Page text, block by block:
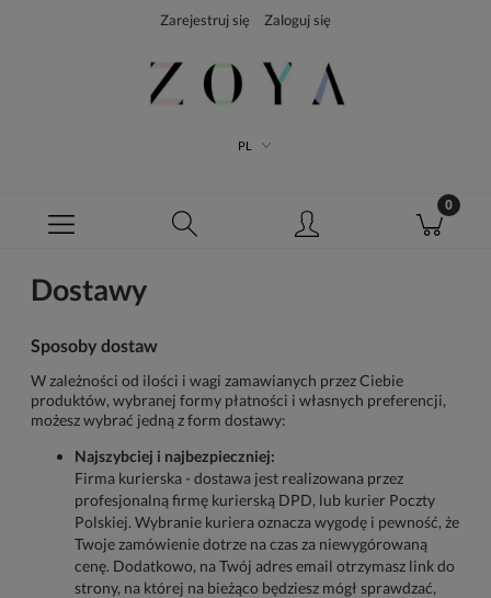
Zarejestruj się Zaloguj się
PL
Dostawy
Sposoby dostaw
W zależności od ilości i wagi zamawianych przez Ciebie
produktów, wybranej formy płatności i własnych preferencji,
możesz wybrać jedną z form dostawy:
Najszybciej i najbezpieczniej:
Firma kurierska - dostawa jest realizowana przez
profesjonalną firmę kurierską DPD, lub kurier Poczty
Polskiej. Wybranie kuriera oznacza wygodę i pewność, że
Twoje zamówienie dotrze na czas za niewygórowaną
cenę. Dodatkowo, na Twój adres email otrzymasz link do
strony, na której na bieżąco będziesz mógł sprawdzać,